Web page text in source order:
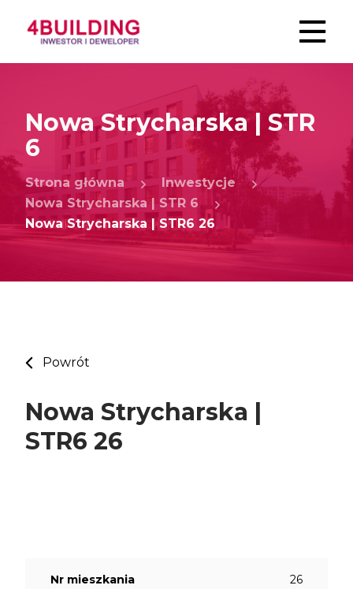
Nowa Strycharska | STR
6
Strona główna
Inwestycje
Nowa Strycharska | STR 6
Nowa Strycharska | STR6 26
Powrót
Nowa Strycharska |
STR6 26
Nr mieszkania 26